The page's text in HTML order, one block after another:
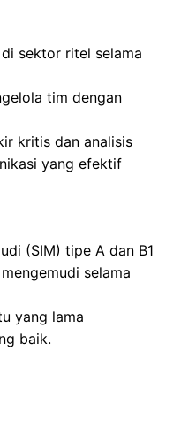
sektor ritel selama
tim dengan
kritis dan analisis
yang efektif
(SIM) tipe A dan B1
selama
yang lama
baik.